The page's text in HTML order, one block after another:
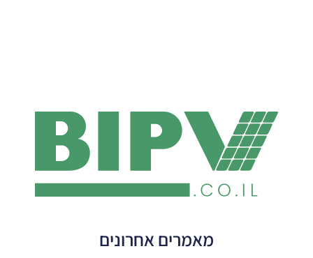
מאמרים אחרונים